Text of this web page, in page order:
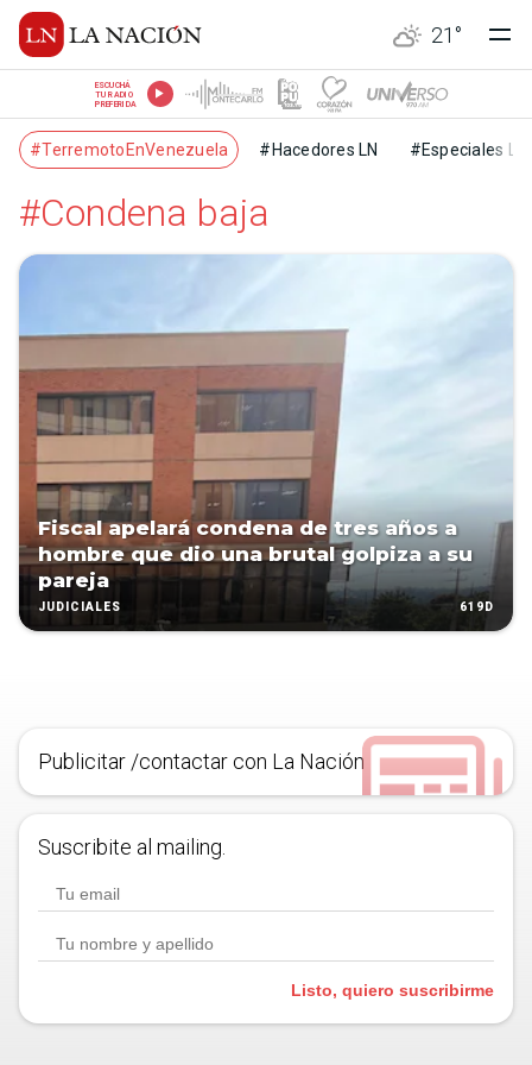
21 °
ESCUCHÁ
TU RADIO
PREFERIDA
#TerremotoEnVenezuela #Hacedores LN #Especiales LN
#Condena baja
Fiscal apelará condena de tres años a
hombre que dio una brutal golpiza a su
pareja
JUDICIALES 619D
Publicitar /contactar con La Nación
Suscribite al mailing.
Listo, quiero suscribirme